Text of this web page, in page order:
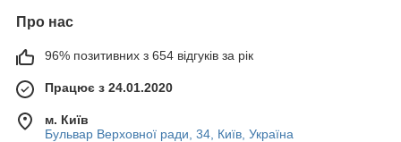
Про нас
96% позитивних з 654 відгуків за рік
Працює з 24.01.2020
м. Київ
Бульвар Верховної ради, 34, Київ, Україна